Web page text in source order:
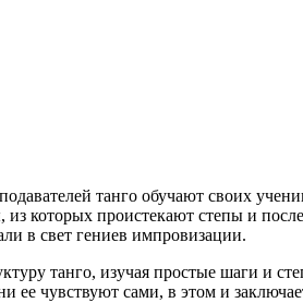
танго обучают своих
которых проистекают степы и
в свет гениев импровизации.
танго, изучая простые шаги и
ее чувствуют сами, в этом и